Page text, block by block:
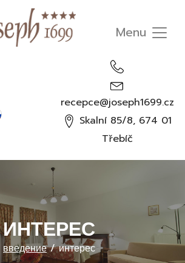
Русский
English
Deutsch
recepce@joseph1699.cz
Skalní 85/8, 674 01
Třebíč
ИНТЕРЕС
введение / интерес